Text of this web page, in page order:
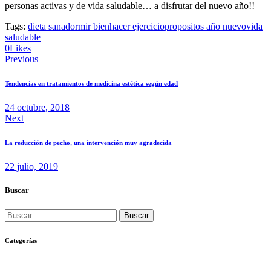
personas activas y de vida saludable… a disfrutar del nuevo año!!
Tags: dieta sanadormir bienhacer ejerciciopropositos año nuevovida
saludable
0LikesTwitter
Facebook
Email
Copy
URL
clipboard
Navegación
de
Previous
Tendencias en tratamientos de medicina estética según edad
24 octubre, 2018
Next
La reducción de pecho, una intervención muy agradecida
22 julio, 2019
Buscar
Buscar:
Categorías